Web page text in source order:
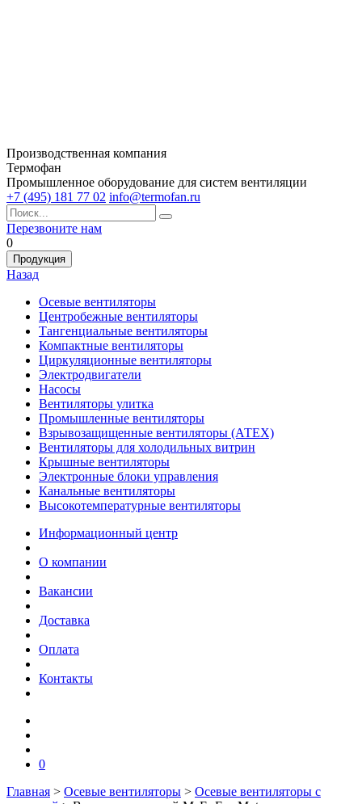
Производственная компания
Термофан
Промышленное оборудование для систем вентиляции
+7 (495) 181 77 02 info@termofan.ru
Перезвоните нам
0
Продукция
Назад
Осевые вентиляторы
Центробежные вентиляторы
Тангенциальные вентиляторы
Компактные вентиляторы
Циркуляционные вентиляторы
Электродвигатели
Насосы
Вентиляторы улитка
Промышленные вентиляторы
Взрывозащищенные вентиляторы (АТЕХ)
Вентиляторы для холодильных витрин
Крышные вентиляторы
Электронные блоки управления
Канальные вентиляторы
Высокотемпературные вентиляторы
Информационный центр
О компании
Вакансии
Доставка
Оплата
Контакты
0
Главная > Осевые вентиляторы > Осевые вентиляторы с